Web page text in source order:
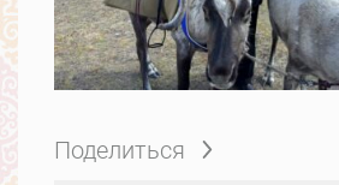
Поделиться